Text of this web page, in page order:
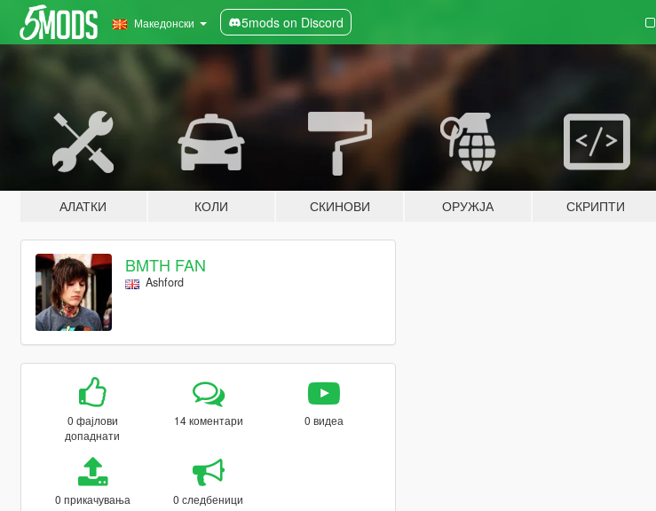
Македонски 5mods on Discord
АЛАТКИ КОЛИ СКИНОВИ ОРУЖЈА СКРИПТИ
BMTH FAN
Ashford
0 фајлови
допаднати
14 коментари 0 видеа
0 прикачувања 0 следбеници